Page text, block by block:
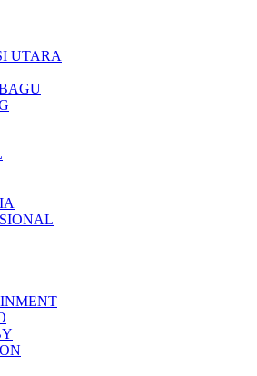
UTARA